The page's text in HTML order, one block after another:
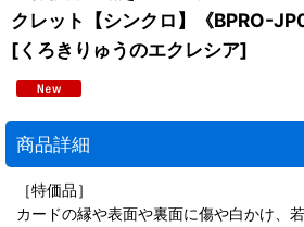
クレット【シンクロ】《BPRO-
[くろきりゅうのエクレシア]
商品詳細
［特価品］
カードの縁や表面や裏面に傷や白かけ、